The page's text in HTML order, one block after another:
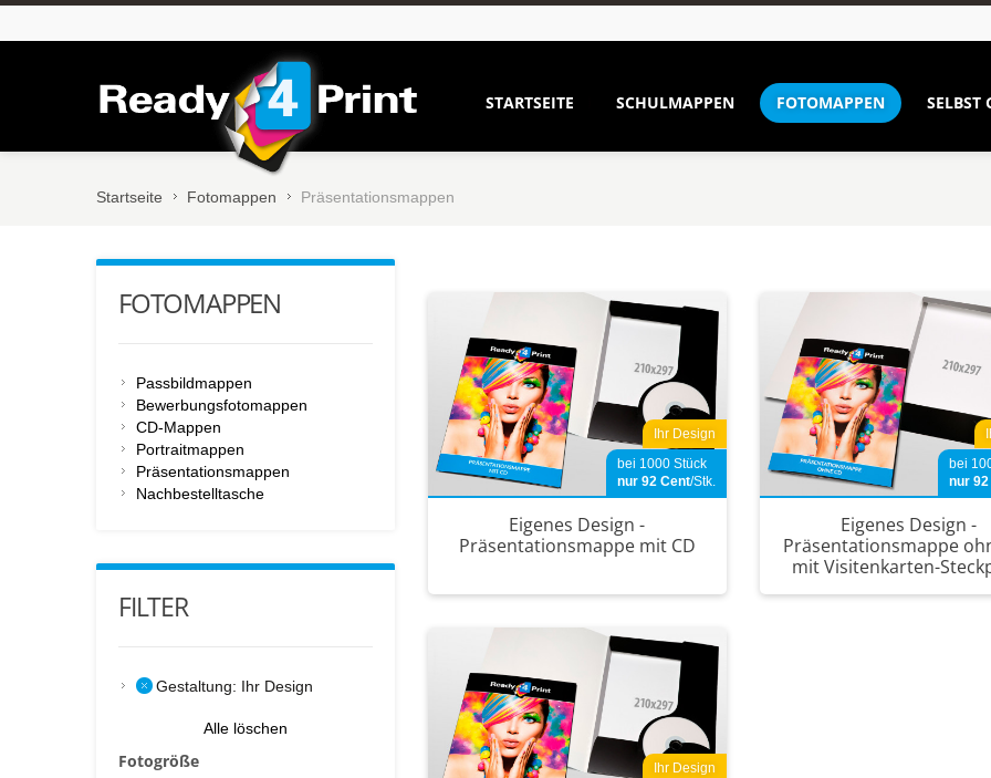
STARTSEITE SCHULMAPPEN FOTOMAPPEN SELBST
Startseite Fotomappen Präsentationsmappen
Ihr Design
bei 1000 Stück
nur 92 Cent/Stk.
Eigenes Design -
Präsentationsmappe mit CD
bei
nur 92
Eigenes Design -
Präsentationsmappe
mit Visitenkarten-
Ihr Design
FOTOMAPPEN
Passbildmappen
Bewerbungsfotomappen
CD-Mappen
Portraitmappen
Präsentationsmappen
Nachbestelltasche
FILTER
Gestaltung: Ihr Design
Alle löschen
Fotogröße